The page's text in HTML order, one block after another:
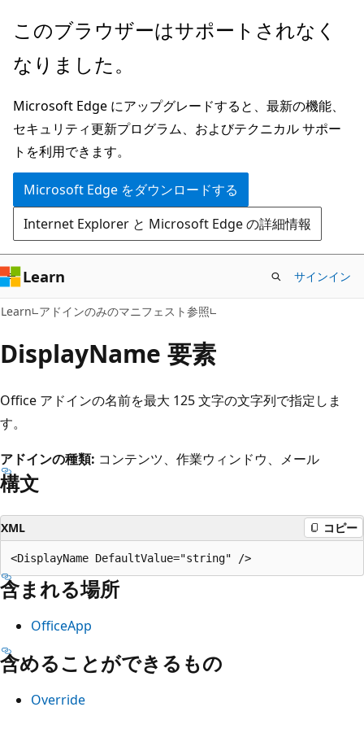
メ
ン
ン
テ
ン
ツ
に
ス
キ
ッ
プ
このブラウザーはサポートされなく
なりました。
Microsoft Edge にアップグレードすると、最新の機能、
セキュリティ更新プログラム、およびテクニカル サポー
トを利用できます。
Microsoft Edge をダウンロードする
Internet Explorer と Microsoft Edge の詳細情報
Learn サインイン
Learn アドインのみのマニフェスト参照
DisplayName 要素
Office アドインの名前を最大 125 文字の文字列で指定しま
す。
アドインの種類: コンテンツ、作業ウィンドウ、メール
構文
XML コピー
含まれる場所
OfficeApp
含めることができるもの
Override